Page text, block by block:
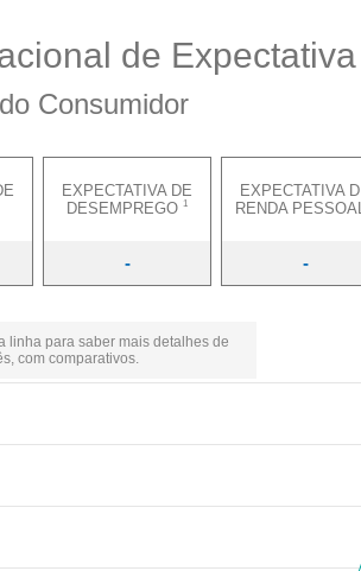
de
Consumidor
EXPECTATIVA DE
DESEMPREGO 1
-
EXPECTATIVA
RENDA
-
linha para saber mais detalhes de
com comparativos.